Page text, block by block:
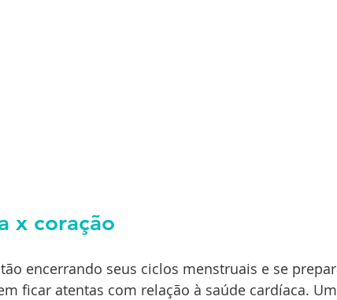
x coração
encerrando seus ciclos menstruais e se
ficar atentas com relação à saúde cardíaca.